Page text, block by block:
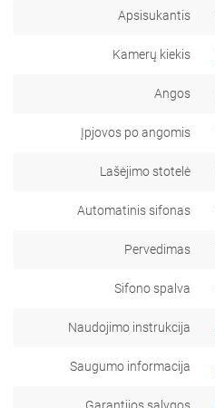
Apsisukantis
Kamerų kiekis
Angos
Įpjovos po angomis
Lašėjimo stotelė
Automatinis sifonas
Pervedimas
Sifono spalva
Naudojimo instrukcija
Saugumo informacija
Garantijos sąlygos